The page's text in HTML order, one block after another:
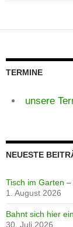
TERMINE
unsere
NEUESTE
Tisch im Garten
1. August 2026
Bahnt sich hier
30. Juli 2026